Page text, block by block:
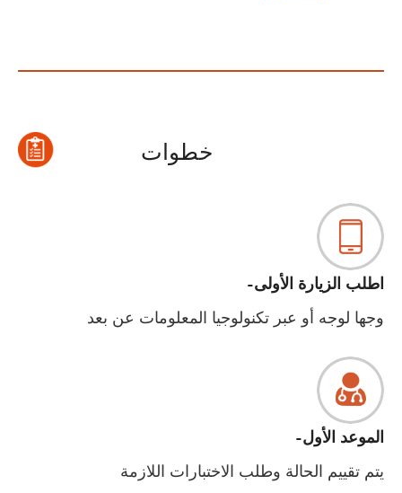
خطوات
اطلب الزيارة الأولى-
وجها لوجه أو عبر تكنولوجيا المعلومات عن بعد
الموعد الأول-
يتم تقييم الحالة وطلب الاختبارات اللازمة